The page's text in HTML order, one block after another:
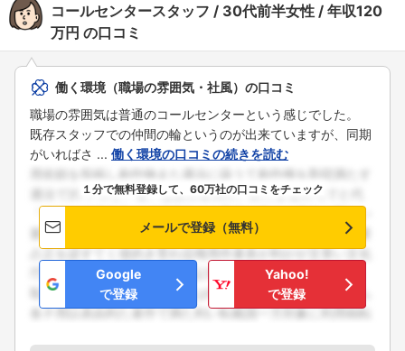
コールセンタースタッフ 30代前半女性
年収120
万円 の口コミ
働く環境（職場の雰囲気・社風）の口コミ
職場の雰囲気は普通のコールセンターという感じでした。
既存スタッフでの仲間の輪というのが出来ていますが、同期
がいればさ ... 働く環境の口コミの続きを読む
１分で無料登録して、60万社の口コミをチェック
メールで登録（無料）
Google
で登録
Yahoo!
で登録